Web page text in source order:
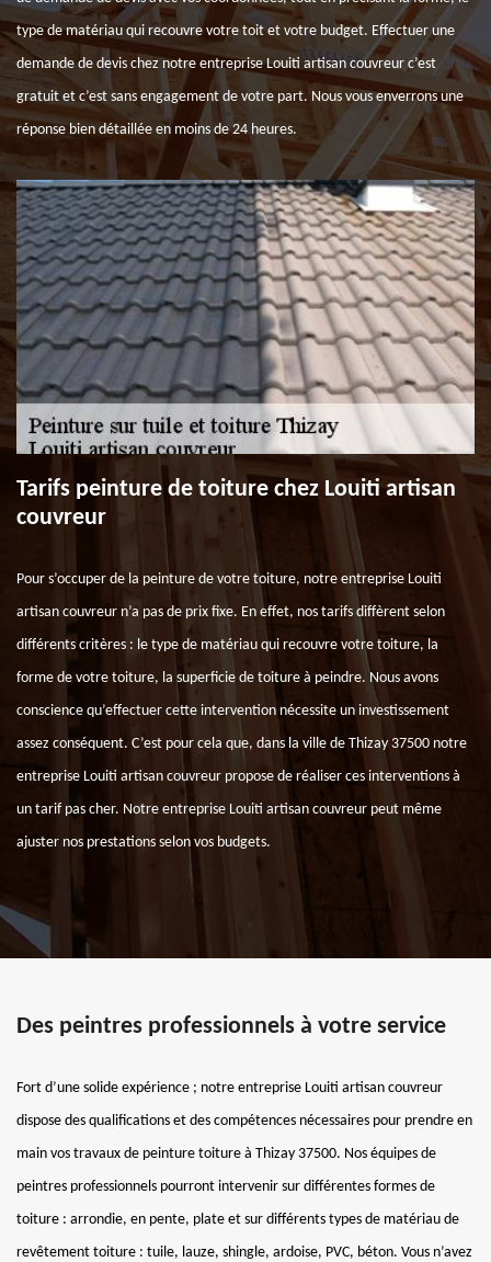
type de matériau qui recouvre votre toit et votre budget. Effectuer une
demande de devis chez notre entreprise Louiti artisan couvreur c’est
gratuit et c’est sans engagement de votre part. Nous vous enverrons une
réponse bien détaillée en moins de 24 heures.
Tarifs peinture de toiture chez Louiti artisan
couvreur
Pour s’occuper de la peinture de votre toiture, notre entreprise Louiti
artisan couvreur n’a pas de prix fixe. En effet, nos tarifs diffèrent selon
différents critères : le type de matériau qui recouvre votre toiture, la
forme de votre toiture, la superficie de toiture à peindre. Nous avons
conscience qu’effectuer cette intervention nécessite un investissement
assez conséquent. C’est pour cela que, dans la ville de Thizay 37500 notre
entreprise Louiti artisan couvreur propose de réaliser ces interventions à
un tarif pas cher. Notre entreprise Louiti artisan couvreur peut même
ajuster nos prestations selon vos budgets.
Des peintres professionnels à votre service
Fort d’une solide expérience ; notre entreprise Louiti artisan couvreur
dispose des qualifications et des compétences nécessaires pour prendre en
main vos travaux de peinture toiture à Thizay 37500. Nos équipes de
peintres professionnels pourront intervenir sur différentes formes de
toiture : arrondie, en pente, plate et sur différents types de matériau de
revêtement toiture : tuile, lauze, shingle, ardoise, PVC, béton. Vous n’avez